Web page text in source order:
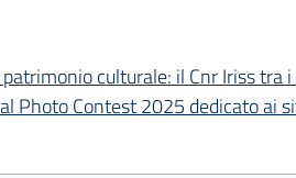
culturale: il Cnr Iriss tra
Photo Contest 2025 dedicato ai